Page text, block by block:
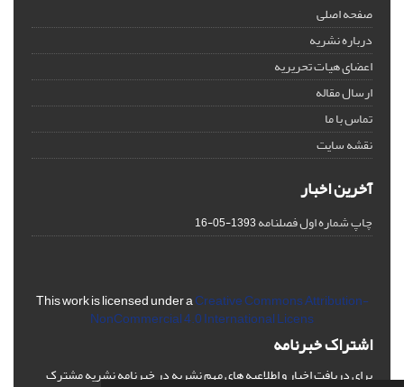
صفحه اصلی
درباره نشریه
اعضای هیات تحریریه
ارسال مقاله
تماس با ما
نقشه سایت
آخرین اخبار
چاپ شماره اول فصلنامه1393-05-16
This work is licensed under aCreative Commons Attribution-
NonCommercial 4.0 International Licens
اشتراک خبرنامه
برای دریافت اخبار و اطلاعیه های مهم نشریه در خبرنامه نشریه مشترک